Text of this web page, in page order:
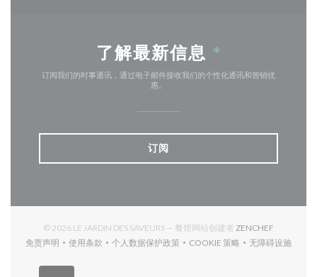
了解最新信息 *
订阅我们的时事通讯，通过电子邮件接收我们的个性化通讯和营销优
惠。
订阅
© 2026 LE JARDIN DES SAVEURS — 餐馆网站创建者 ZENCHEF
免责声明
((在新窗口中打开))
使用条款
((在新窗口中打开))
个人数据保护政策
((在新窗口中打开))
COOKIE 策略
((在新窗口中打开))
无障碍设施
((在新窗口